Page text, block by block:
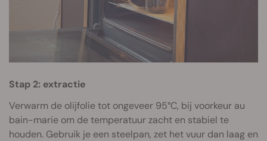
Stap 2: extractie
Verwarm de olijfolie tot ongeveer 95°C, bij voorkeur au
bain-marie om de temperatuur zacht en stabiel te
houden. Gebruik je een steelpan, zet het vuur dan laag en